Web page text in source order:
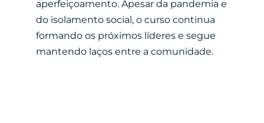
aperfeiçoamento. Apesar da pandemia e
do isolamento social, o curso continua
formando os próximos líderes e segue
mantendo laços entre a comunidade.